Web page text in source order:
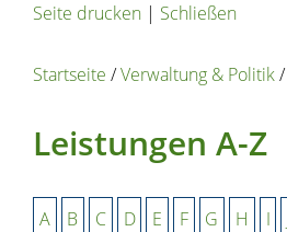
Seite drucken | Schließen
Startseite /Verwaltung & Politik/
Leistungen A-Z
A B C D E F G H I